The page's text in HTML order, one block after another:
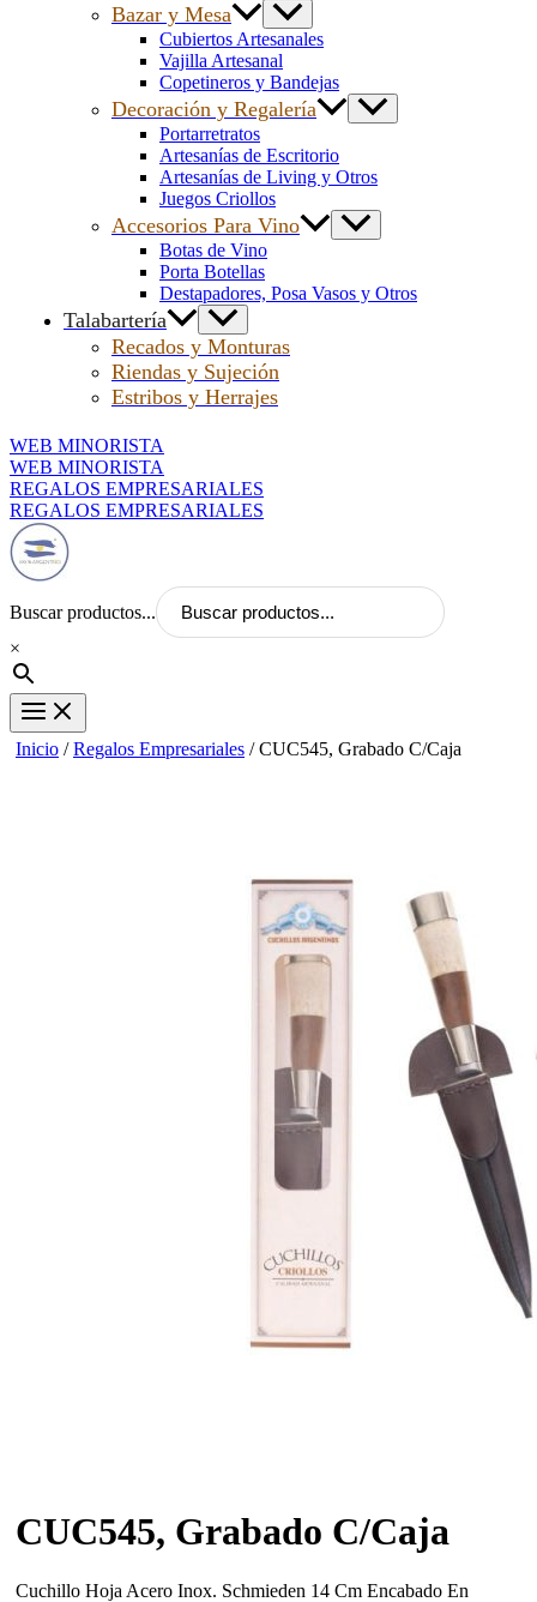
Bazar y Mesa
Cubiertos Artesanales
Vajilla Artesanal
Copetineros y Bandejas
Decoración y Regalería
Portarretratos
Artesanías de Escritorio
Artesanías de Living y Otros
Juegos Criollos
Accesorios Para Vino
Botas de Vino
Porta Botellas
Destapadores, Posa Vasos y Otros
Talabartería
Recados y Monturas
Riendas y Sujeción
Estribos y Herrajes
WEB MINORISTA
WEB MINORISTA
REGALOS EMPRESARIALES
REGALOS EMPRESARIALES
Buscar productos...
×
Inicio /Regalos Empresariales / CUC545, Grabado C/Caja
CUC545, Grabado C/Caja
Cuchillo Hoja Acero Inox. Schmieden 14 Cm Encabado En